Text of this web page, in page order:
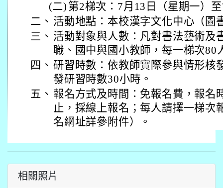
(二) 第2梯次：7月13日（星期一）
二、 活動地點：本校漢字文化中心（圖
三、 活動對象與人數：凡對書法藝術及
職、國中與國小教師，每一梯次80
四、 研習時數：依教師實際參與情形核
發研習時數30小時。
五、 報名方式及時間：免報名費，報名
止，採線上報名；每人請擇一梯次
名網址詳參附件）。
相關照片